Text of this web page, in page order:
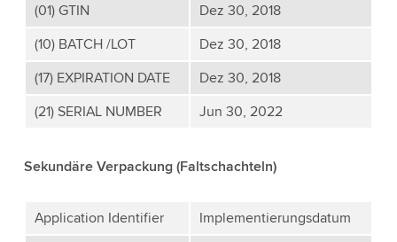
(01) GTIN
Dez 30, 2018
(10) BATCH /LOT
Dez 30, 2018
(17) EXPIRATION DATE
Dez 30, 2018
(21) SERIAL NUMBER
Jun 30, 2022
Sekundäre Verpackung (Faltschachteln)
Application Identifier
Implementierungsdatum